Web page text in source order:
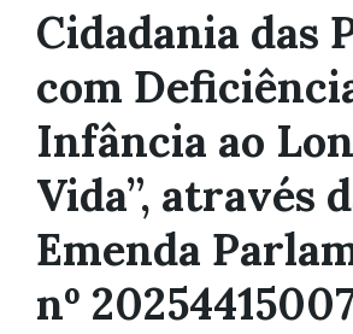
Cidadania das
com
Infância ao
Vida”, através
Emenda
nº